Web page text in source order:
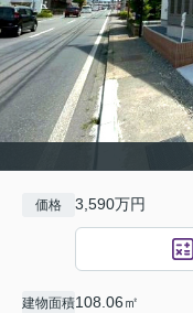
価格 3,590万円
建物面積108.06㎡